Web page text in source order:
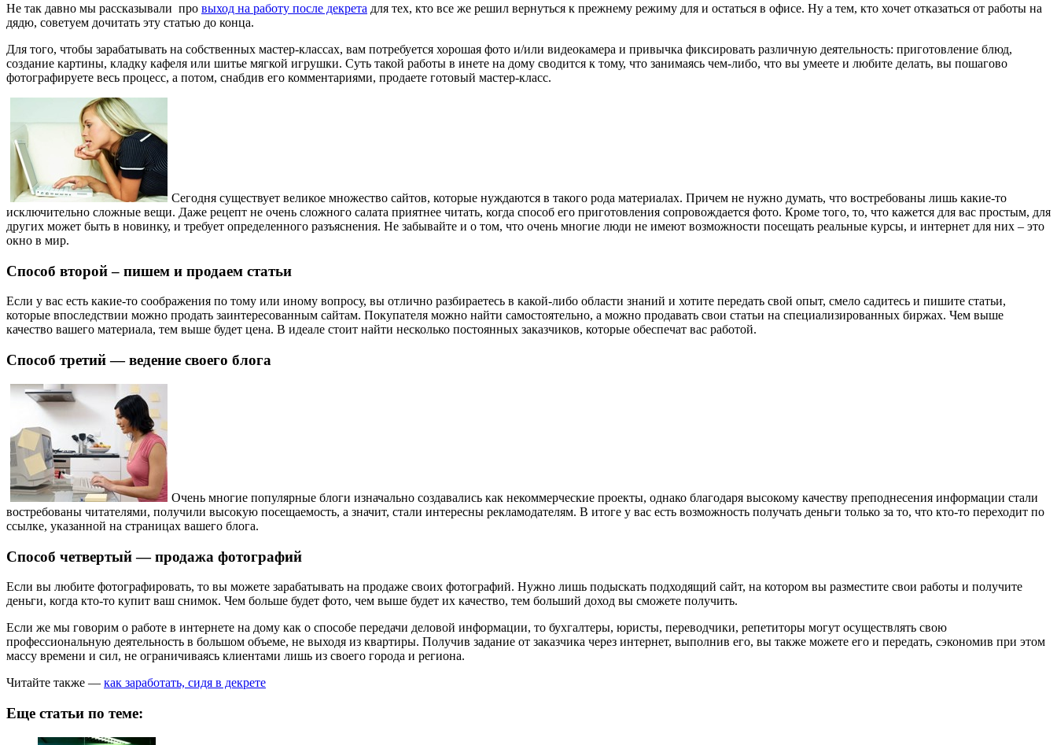
Не так давно мы рассказывали про выход на работу после декрета для тех, кто все же решил вернуться к прежнему режиму для и остаться в офисе. Ну а тем, кто хочет отказаться от работы на
дядю, советуем дочитать эту статью до конца.
Для того, чтобы зарабатывать на собственных мастер-классах, вам потребуется хорошая фото и/или видеокамера и привычка фиксировать различную деятельность: приготовление блюд,
создание картины, кладку кафеля или шитье мягкой игрушки. Суть такой работы в инете на дому сводится к тому, что занимаясь чем-либо, что вы умеете и любите делать, вы пошагово
фотографируете весь процесс, а потом, снабдив его комментариями, продаете готовый мастер-класс.
Сегодня существует великое множество сайтов, которые нуждаются в такого рода материалах. Причем не нужно думать, что востребованы лишь какие-то
исключительно сложные вещи. Даже рецепт не очень сложного салата приятнее читать, когда способ его приготовления сопровождается фото. Кроме того, то, что кажется для вас простым, для
других может быть в новинку, и требует определенного разъяснения. Не забывайте и о том, что очень многие люди не имеют возможности посещать реальные курсы, и интернет для них – это
окно в мир.
Способ второй – пишем и продаем статьи
Если у вас есть какие-то соображения по тому или иному вопросу, вы отлично разбираетесь в какой-либо области знаний и хотите передать свой опыт, смело садитесь и пишите статьи,
которые впоследствии можно продать заинтересованным сайтам. Покупателя можно найти самостоятельно, а можно продавать свои статьи на специализированных биржах. Чем выше
качество вашего материала, тем выше будет цена. В идеале стоит найти несколько постоянных заказчиков, которые обеспечат вас работой.
Способ третий — ведение своего блога
Очень многие популярные блоги изначально создавались как некоммерческие проекты, однако благодаря высокому качеству преподнесения информации стали
востребованы читателями, получили высокую посещаемость, а значит, стали интересны рекламодателям. В итоге у вас есть возможность получать деньги только за то, что кто-то переходит по
ссылке, указанной на страницах вашего блога.
Способ четвертый — продажа фотографий
Если вы любите фотографировать, то вы можете зарабатывать на продаже своих фотографий. Нужно лишь подыскать подходящий сайт, на котором вы разместите свои работы и получите
деньги, когда кто-то купит ваш снимок. Чем больше будет фото, чем выше будет их качество, тем больший доход вы сможете получить.
Если же мы говорим о работе в интернете на дому как о способе передачи деловой информации, то бухгалтеры, юристы, переводчики, репетиторы могут осуществлять свою
профессиональную деятельность в большом объеме, не выходя из квартиры. Получив задание от заказчика через интернет, выполнив его, вы также можете его и передать, сэкономив при этом
массу времени и сил, не ограничиваясь клиентами лишь из своего города и региона.
Читайте также — как заработать, сидя в декрете
Еще статьи по теме: